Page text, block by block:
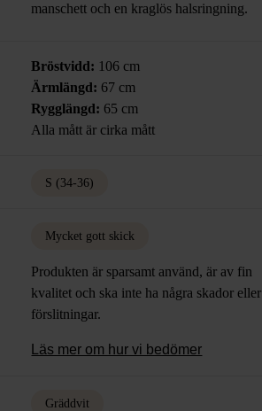
manschett och en kraglös halsringning.
Bröstvidd: 106 cm
Ärmlängd: 67 cm
Rygglängd: 65 cm
Alla mått är cirka mått
S (34-36)
Mycket gott skick
Produkten är sparsamt använd, är av fin
kvalitet och ska inte ha några skador eller
förslitningar.
Läs mer om hur vi bedömer
Gräddvit